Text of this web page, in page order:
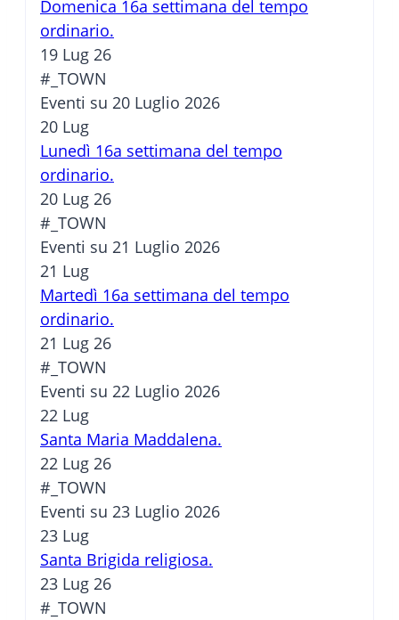
Domenica 16a settimana del tempo
ordinario.
19 Lug 26
#_TOWN
Eventi su 20 Luglio 2026
20 Lug
Lunedì 16a settimana del tempo
ordinario.
20 Lug 26
#_TOWN
Eventi su 21 Luglio 2026
21 Lug
Martedì 16a settimana del tempo
ordinario.
21 Lug 26
#_TOWN
Eventi su 22 Luglio 2026
22 Lug
Santa Maria Maddalena.
22 Lug 26
#_TOWN
Eventi su 23 Luglio 2026
23 Lug
Santa Brigida religiosa.
23 Lug 26
#_TOWN